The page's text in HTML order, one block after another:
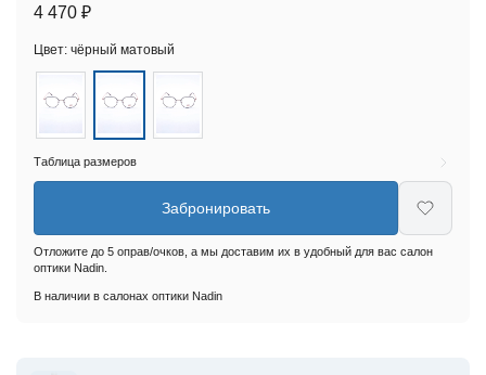
4 470 ₽
Цвет: чёрный матовый
Таблица размеров
Забронировать
Отложите до 5 оправ/очков, а мы доставим их в удобный для вас салон
оптики Nadin.
В наличии в салонах оптики Nadin